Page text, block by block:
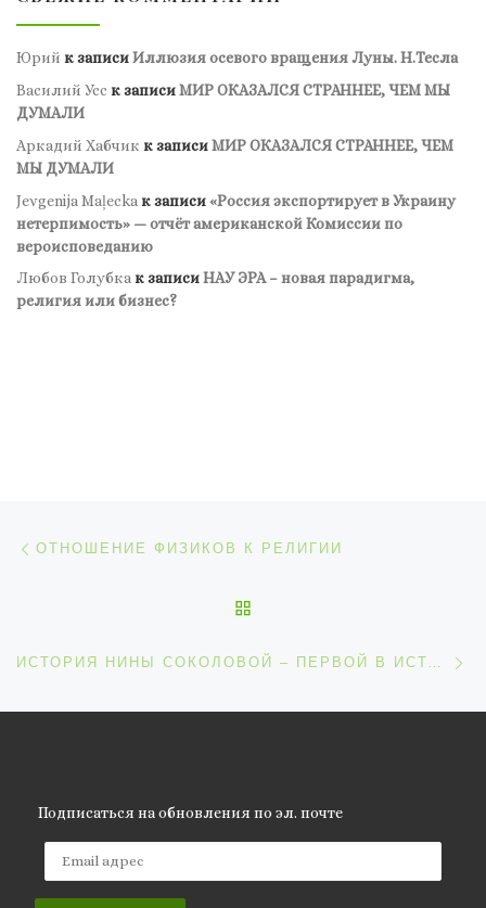
Юрий к записиИллюзия осевого вращения Луны. Н.Тесла
Василий Усс к записиМИР ОКАЗАЛСЯ СТРАННЕЕ, ЧЕМ МЫ
ДУМАЛИ
Аркадий Хабчик к записиМИР ОКАЗАЛСЯ СТРАННЕЕ, ЧЕМ
МЫ ДУМАЛИ
Jevgenija Maļecka к записи«Россия экспортирует в Украину
нетерпимость» — отчёт американской Комиссии по
вероисповеданию
Любов Голубкак записиНАУ ЭРА – новая парадигма,
религия или бизнес?
ОТНОШЕНИЕ ФИЗИКОВ К РЕЛИГИИ
ИСТОРИЯ НИНЫ СОКОЛОВОЙ – ПЕРВОЙ В ИСТОРИИ ЖЕНЩИНЫ-ВОДОЛАЗА
Подписаться на обновления по эл. почте